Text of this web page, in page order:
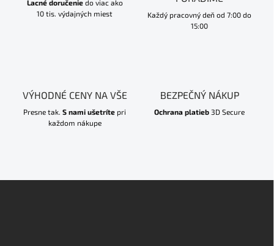
Lacné doručeniedo viac ako
10 tis. výdajných miest
Každý pracovný deň od 7:00 do
15:00
VÝHODNÉ CENY NA VŠE
Presne tak. S nami ušetríte pri
každom nákupe
BEZPEČNÝ NÁKUP
Ochrana platieb 3D Secure